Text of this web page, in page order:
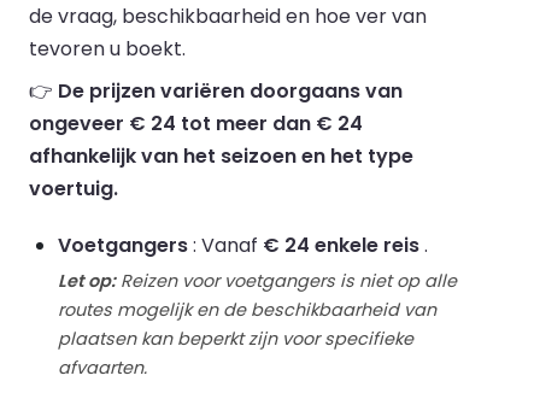
de vraag, beschikbaarheid en hoe ver van
tevoren u boekt.
👉 De prijzen variëren doorgaans van
ongeveer € 24 tot meer dan € 24
afhankelijk van het seizoen en het type
voertuig.
Voetgangers: Vanaf € 24 enkele reis.
Let op:Reizen voor voetgangers is niet op alle
routes mogelijk en de beschikbaarheid van
plaatsen kan beperkt zijn voor specifieke
afvaarten.